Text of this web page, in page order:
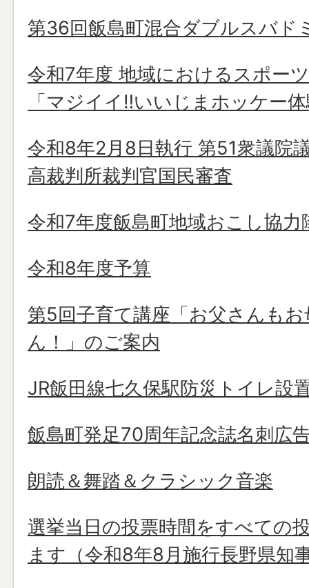
第36回飯島町混合ダブルスバド
令和7年度 地域におけるスポー
「マジイイ‼いいじまホッケー
令和8年2月8日執行 第51衆議院
高裁判所裁判官国民審査
令和7年度飯島町地域おこし協力
令和8年度予算
第5回子育て講座「お父さんも
ん！」のご案内
JR飯田線七久保駅防災トイレ設
飯島町発足70周年記念誌名刺広
朗読＆舞踏＆クラシック音楽
選挙当日の投票時間をすべての
ます（令和8年8月施行長野県知